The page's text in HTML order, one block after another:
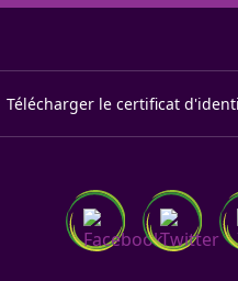
Télécharger le certificat